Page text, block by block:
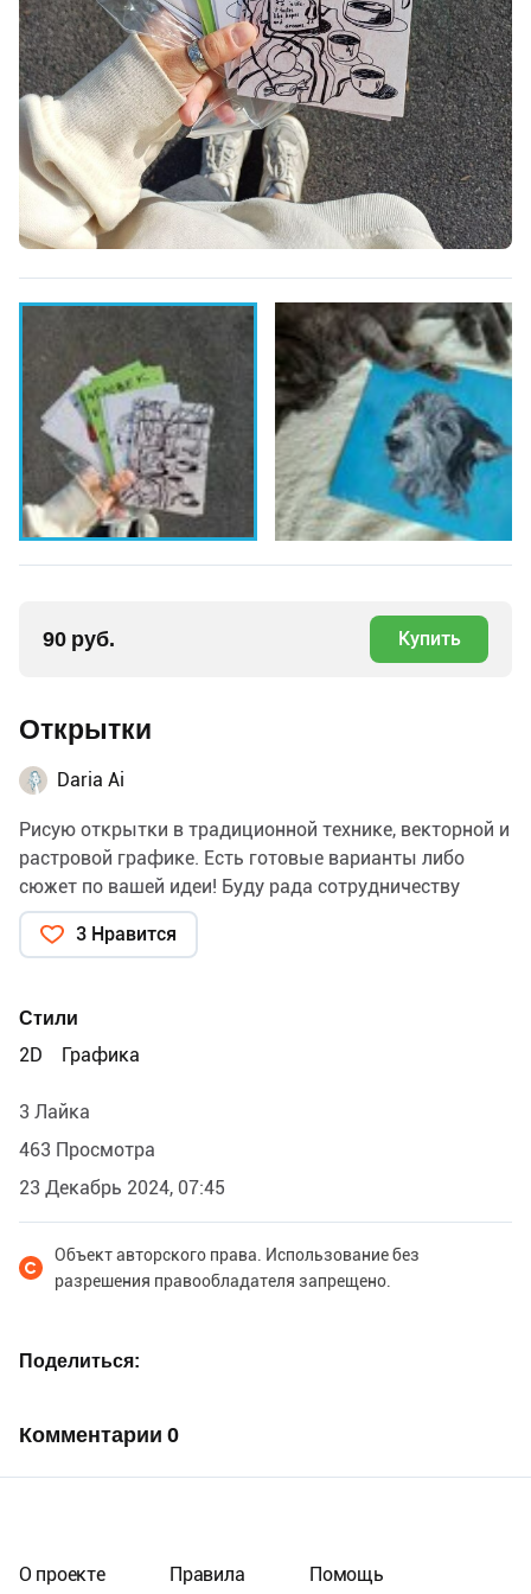
90 руб. Купить
Открытки
Daria Ai
Рисую открытки в традиционной технике, векторной и
растровой графике. Есть готовые варианты либо
сюжет по вашей идеи! Буду рада сотрудничеству
3 Нравится
Стили
2D
Графика
3 Лайка
463 Просмотра
23 Декабрь 2024, 07:45
Объект авторского права. Использование без
разрешения правообладателя запрещено.
Поделиться
Комментарии 0
О проекте Правила Помощь